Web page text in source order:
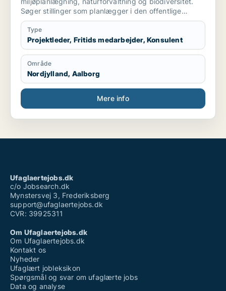
Søger stillinger som planlægger i den offentlige
forvaltning eller konsulent i private virksomheder.
Type
Projektleder, Fritids medarbejder, Konsulent
Område
Nordjylland, Aalborg
Mere info
Ufaglaertejobs.dk
c/o Jobsearch.dk
Mynstersvej 3, Frederiksberg
support@ufaglaertejobs.dk
CVR: 39925311
Om Ufaglaertejobs.dk
Om Ufaglaertejobs.dk
Kontakt os
Nyheder
Ufaglært jobleksikon
Spørgsmål og svar om ufaglærte jobs
Data og analyse